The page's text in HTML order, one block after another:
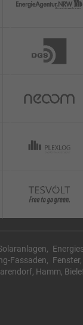
Fassaden,
Hamm,